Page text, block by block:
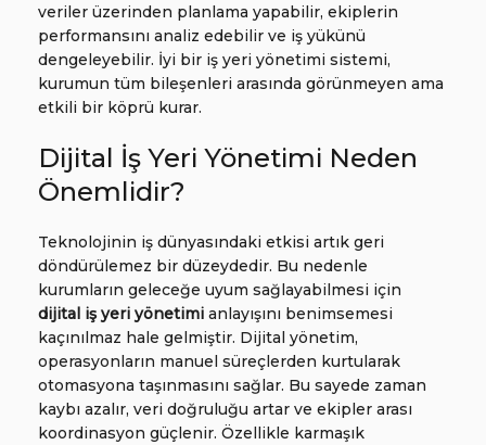
veriler üzerinden planlama yapabilir, ekiplerin
performansını analiz edebilir ve iş yükünü
dengeleyebilir. İyi bir iş yeri yönetimi sistemi,
kurumun tüm bileşenleri arasında görünmeyen ama
etkili bir köprü kurar.
Dijital İş Yeri Yönetimi Neden
Önemlidir?
Teknolojinin iş dünyasındaki etkisi artık geri
döndürülemez bir düzeydedir. Bu nedenle
kurumların geleceğe uyum sağlayabilmesi için
dijital iş yeri yönetimi anlayışını benimsemesi
kaçınılmaz hale gelmiştir. Dijital yönetim,
operasyonların manuel süreçlerden kurtularak
otomasyona taşınmasını sağlar. Bu sayede zaman
kaybı azalır, veri doğruluğu artar ve ekipler arası
koordinasyon güçlenir. Özellikle karmaşık